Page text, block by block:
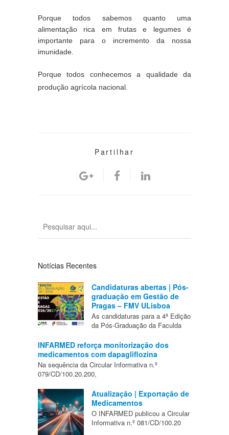
Porque todos sabemos quanto uma
alimentação rica em frutas e legumes é
importante para o incremento da nossa
imunidade.
Porque todos conhecemos a qualidade da
produção agrícola nacional.
Partilhar
Notícias Recentes
Candidaturas abertas | Pós-
graduação em Gestão de
Pragas – FMV ULisboa
As candidaturas para a 4ª Edição
da Pós-Graduação da Faculda
INFARMED reforça monitorização dos
medicamentos com dapagliflozina
Na sequência da Circular Informativa n.º
079/CD/100.20.200,
Atualização | Exportação de
Medicamentos
O INFARMED publicou a Circular
Informativa n.º 081/CD/100.20